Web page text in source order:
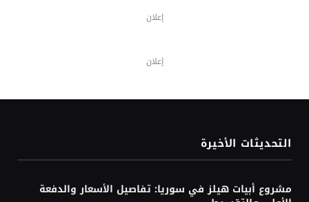
إعلان
إعلان
التحديثات الأخيرة
مشروع أبيات هيلز في سوريا: تفاصيل الأسعار والدفعة